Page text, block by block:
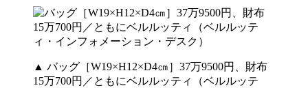
▲ バッグ［W19×H12×D4㎝］37万9500円、財布
15万700円／ともにベルルッティ（ベルルッテ